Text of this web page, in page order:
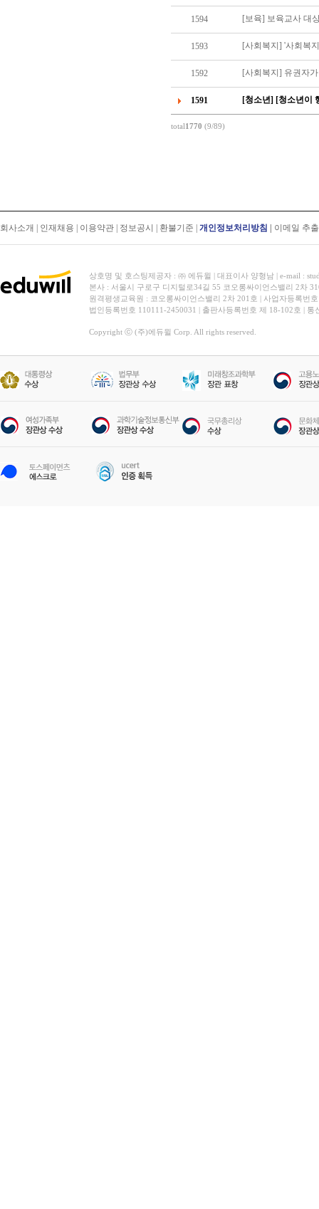
1594 [보육] 보육교사 대
1593 [사회복지] '사회복
1592 [사회복지] 유권자
1591 [청소년] [청소년이
total1770 (9/89)
회사소개 인재채용 이용약관 정보공시 환불기준 개인정보처리방침 이메일 추
상호명 및 호스팅제공자 : ㈜ 에듀윌 | 대표이사 양형남 | e-mail :
본사 : 서울시 구로구 디지털로34길 55 코오롱싸이언스밸리 2차
원격평생교육원 : 코오롱싸이언스밸리 2차 201호 | 사업자등록번
법인등록번호 110111-2450031 | 출판사등록번호 제 18-102호 |
Copyright ⓒ (주)에듀윌 Corp. All rights reserved.